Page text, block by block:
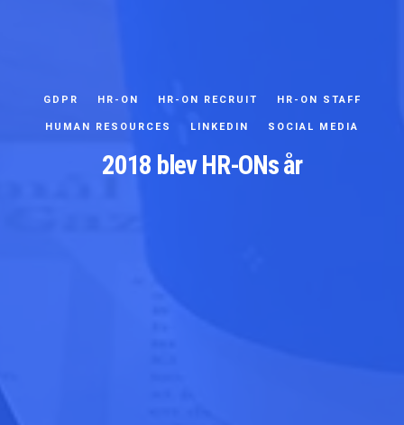
GDPR HR-ON HR-ON RECRUIT HR-ON STAFF
HUMAN RESOURCES LINKEDIN SOCIAL MEDIA
2018 blev HR-ONs år